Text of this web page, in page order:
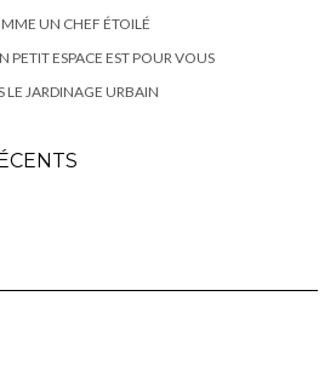
UN CHEF ÉTOILÉ
PETIT ESPACE EST POUR VOUS
LE JARDINAGE URBAIN